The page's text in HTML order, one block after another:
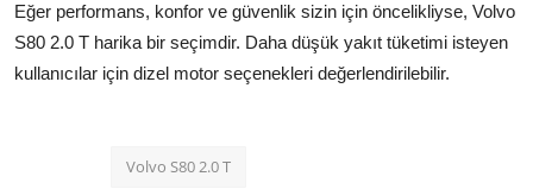
Eğer performans, konfor ve güvenlik sizin için öncelikliyse, Volvo
S80 2.0 T harika bir seçimdir. Daha düşük yakıt tüketimi isteyen
kullanıcılar için dizel motor seçenekleri değerlendirilebilir.
Volvo S80 2.0 T